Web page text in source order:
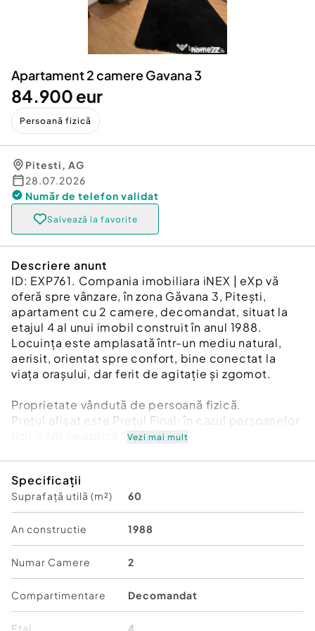
Animale de companie
Afaceri și echipamente profesionale
Inchiriere Bunuri si Vehicule
Utilaje agricole si industriale
Piese auto si accesorii
Apartament 2 camere Gavana 3
84.900 eur
Persoană fizică
Pitesti, AG
28.07.2026
Număr de telefon validat
Salvează la favorite
Descriere anunt
ID: EXP761. Compania imobiliara iNEX | eXp vă
oferă spre vânzare, în zona Găvana 3, Pitești,
apartament cu 2 camere, decomandat, situat la
etajul 4 al unui imobil construit în anul 1988.
Locuința este amplasată într-un mediu natural,
aerisit, orientat spre confort, bine conectat la
viața orașului, dar ferit de agitație și zgomot.
Proprietate vândută de persoană fizică.
Prețul afișat este Prețul Final; în cazul persoanelor
fizice NU se aplică TVA
unde ati vazut anuntul.
Ne puteti suna NON STOP in functie de
disponibilitate raspundem la orice ora!
-
* La achizitionarea imobilului cu credit Noua
Casa/imobiliar/ipotecar primiti asistenta GRATUIT
la realizarea dosarului bancar.
* Nu ne asumam raspunderea pentru greselile de
afisare sau erori ale sistemelor informatice, care
pot afecta oricare dintre informatiile furnizate.
Vezi mai mult
Specificații
Suprafață utilă (m²) 60
An constructie 1988
Numar Camere 2
Compartimentare Decomandat
Etaj 4